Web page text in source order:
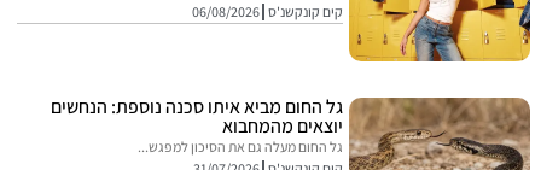
קים קונקשנ'ס 06/08/2026
גל החום מביא איתו סכנה נוספת: הנחשים
יוצאים מהמחבוא
גל החום מעלה גם את הסיכון למפגש...